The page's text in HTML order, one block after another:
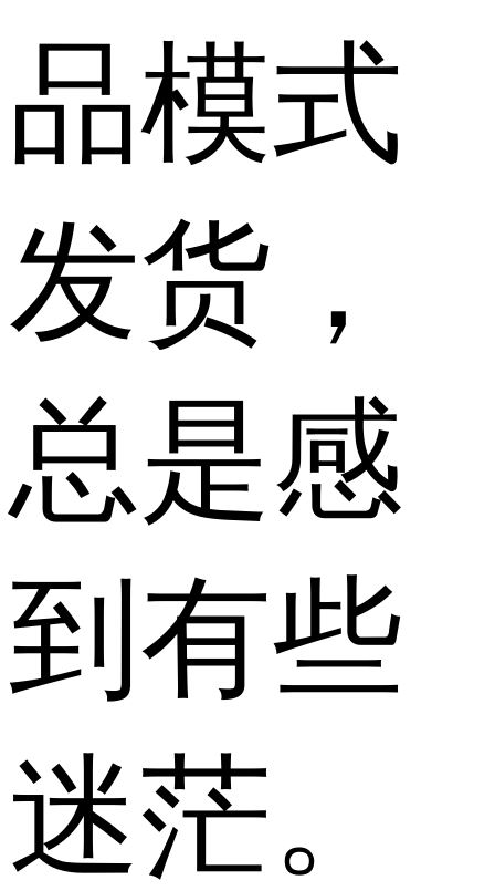
品模式
发货，
总是感
到有些
迷茫。